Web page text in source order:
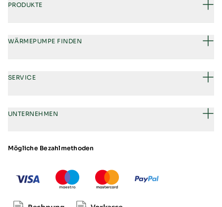
PRODUKTE
WÄRMEPUMPE FINDEN
SERVICE
UNTERNEHMEN
Mögliche Bezahlmethoden